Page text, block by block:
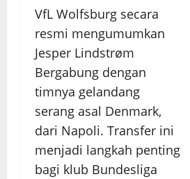
VfL Wolfsburg secara
resmi mengumumkan
Jesper Lindstrøm
Bergabung dengan
timnya gelandang
serang asal Denmark,
dari Napoli. Transfer ini
menjadi langkah penting
bagi klub Bundesliga